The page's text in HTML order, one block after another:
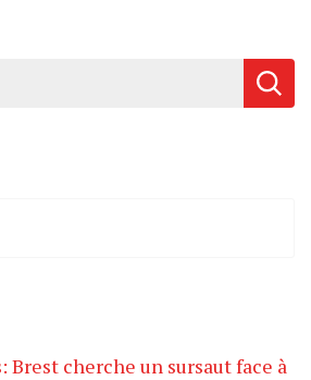
Brest cherche un sursaut face à